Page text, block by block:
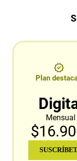
Plan
Mensual